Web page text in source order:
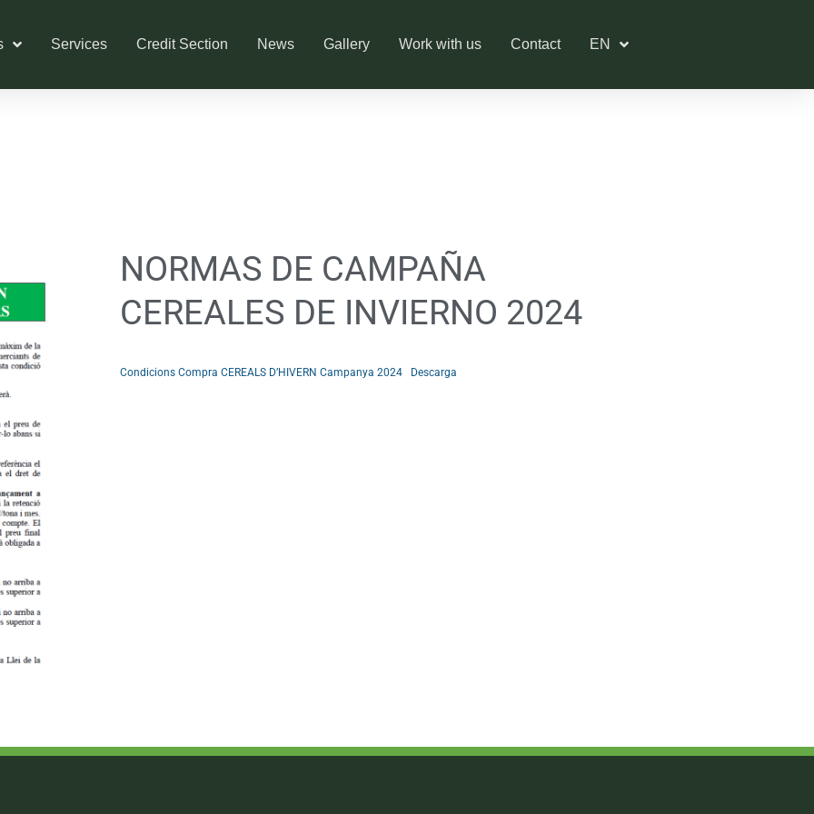
Services Credit Section News Gallery Work with us Contact EN
NORMAS DE CAMPAÑA
CEREALES DE INVIERNO 2024
Condicions Compra CEREALS D’HIVERN Campanya 2024 Descarga